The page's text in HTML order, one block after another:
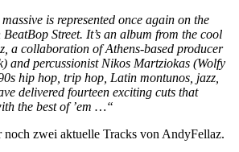
massive is represented once again on the
Street. It’s an album from the cool
a collaboration of Athens-based producer
and percussionist Nikos Martziokas (Wolfy
hip hop, trip hop, Latin montunos, jazz,
delivered fourteen exciting cuts that
the best of ’em …“
zwei aktuelle Tracks von AndyFellaz.